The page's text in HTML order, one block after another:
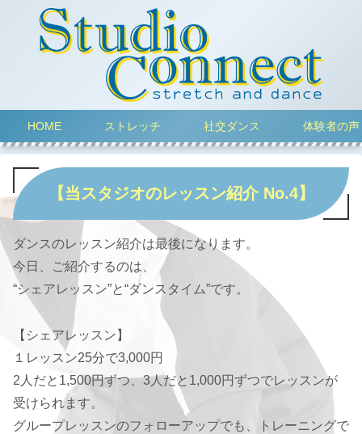
HOME ストレッチ 社交ダンス 体験者の声
【当スタジオのレッスン紹介 No.4】
ダンスのレッスン紹介は最後になります。
今日、ご紹介するのは、
“シェアレッスン”と“ダンスタイム”です。
【シェアレッスン】
１レッスン25分で3,000円
2人だと1,500円ずつ、3人だと1,000円ずつでレッスンが
受けられます。
グループレッスンのフォローアップでも、トレーニングで